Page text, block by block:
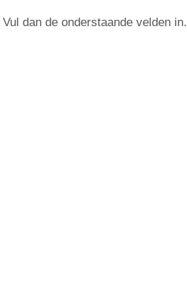
Vul dan de onderstaande velden in.